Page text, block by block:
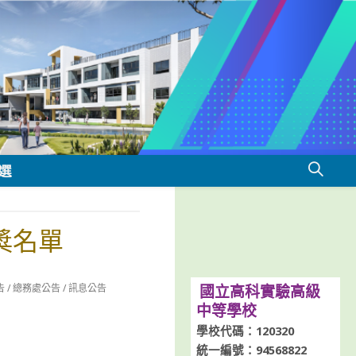
名單
/ 總務處公告 / 訊息公告
國立高科實驗高級
中等學校
學校代碼：120320
統一編號：94568822